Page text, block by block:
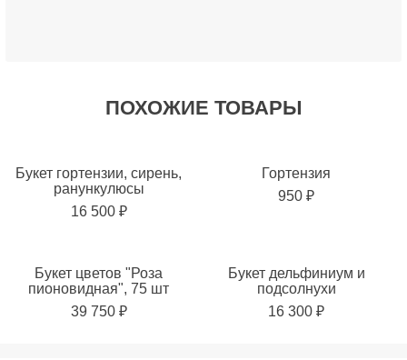
ПОХОЖИЕ ТОВАРЫ
Букет гортензии, сирень,
ранункулюсы
16 500 ₽
Гортензия
950 ₽
Букет цветов "Роза
пионовидная", 75 шт
39 750 ₽
Букет дельфиниум и
подсолнухи
16 300 ₽